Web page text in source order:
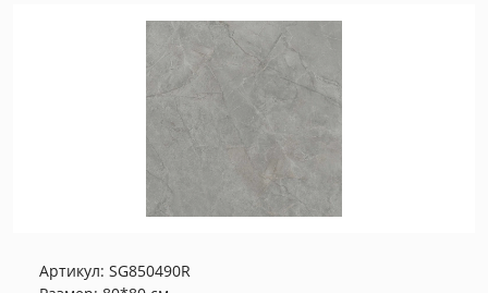
Артикул: SG850490R